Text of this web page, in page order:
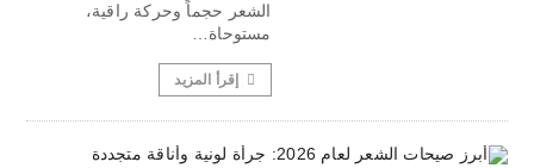
الشعر حجماً وحركة راقية،
مستوحاة…
إقرأ المزيد